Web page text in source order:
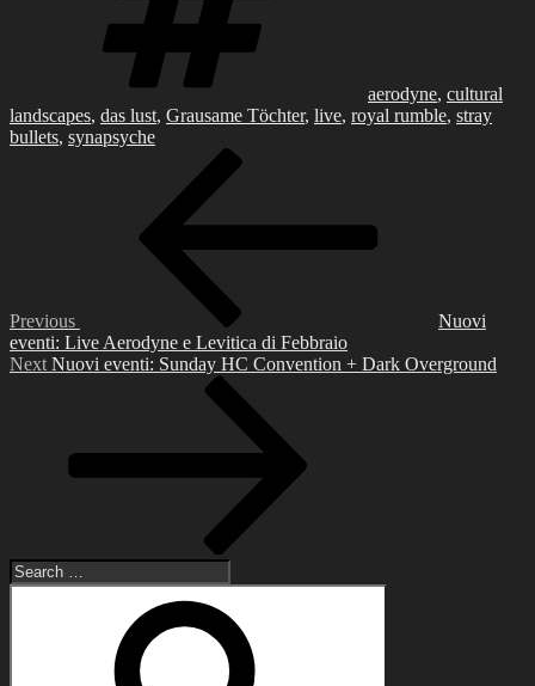
aerodyne, cultural
landscapes, das lust, Grausame Töchter, live, royal rumble, stray
bullets, synapsyche
Previous
Nuovi
eventi: Live Aerodyne e Levitica di Febbraio
Next
Next Nuovi eventi: Sunday HC Convention + Dark Overground
Search
for: